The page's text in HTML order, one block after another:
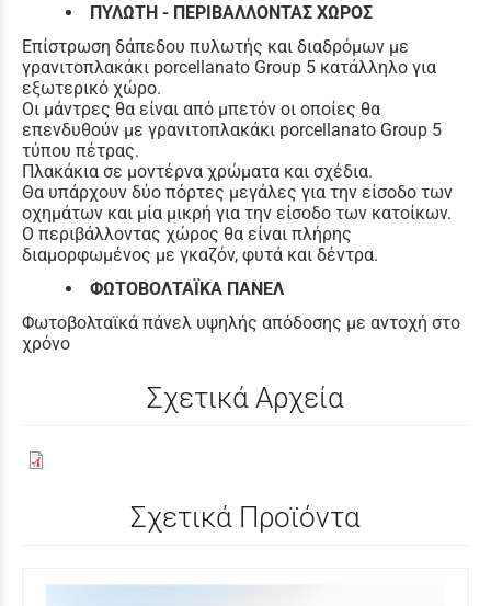
ΠΥΛΩΤΗ - ΠΕΡΙΒΑΛΛΟΝΤΑΣ ΧΩΡΟΣ
Επίστρωση δάπεδου πυλωτής και διαδρόμων με
γρανιτοπλακάκι porcellanato Group 5 κατάλληλο για
εξωτερικό χώρο.
Οι μάντρες θα είναι από μπετόν οι οποίες θα
επενδυθούν με γρανιτοπλακάκι porcellanato Group 5
τύπου πέτρας.
Πλακάκια σε μοντέρνα χρώματα και σχέδια.
Θα υπάρχουν δύο πόρτες μεγάλες για την είσοδο των
οχημάτων και μία μικρή για την είσοδο των κατοίκων.
Ο περιβάλλοντας χώρος θα είναι πλήρης
διαμορφωμένος με γκαζόν, φυτά και δέντρα.
ΦΩΤΟΒΟΛΤΑΪΚΑ ΠΑΝΕΛ
Φωτοβολταϊκά πάνελ υψηλής απόδοσης με αντοχή στο
χρόνο
Σχετικά Αρχεία
Σχετικά Προϊόντα